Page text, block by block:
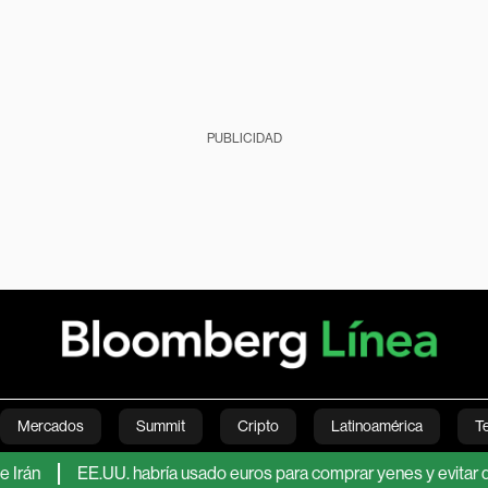
PUBLICIDAD
Mercados Summit Cripto Latinoamérica
Economía Estilo de vida Mundo Videos
EE.UU. habría usado euros para comprar yenes y evitar